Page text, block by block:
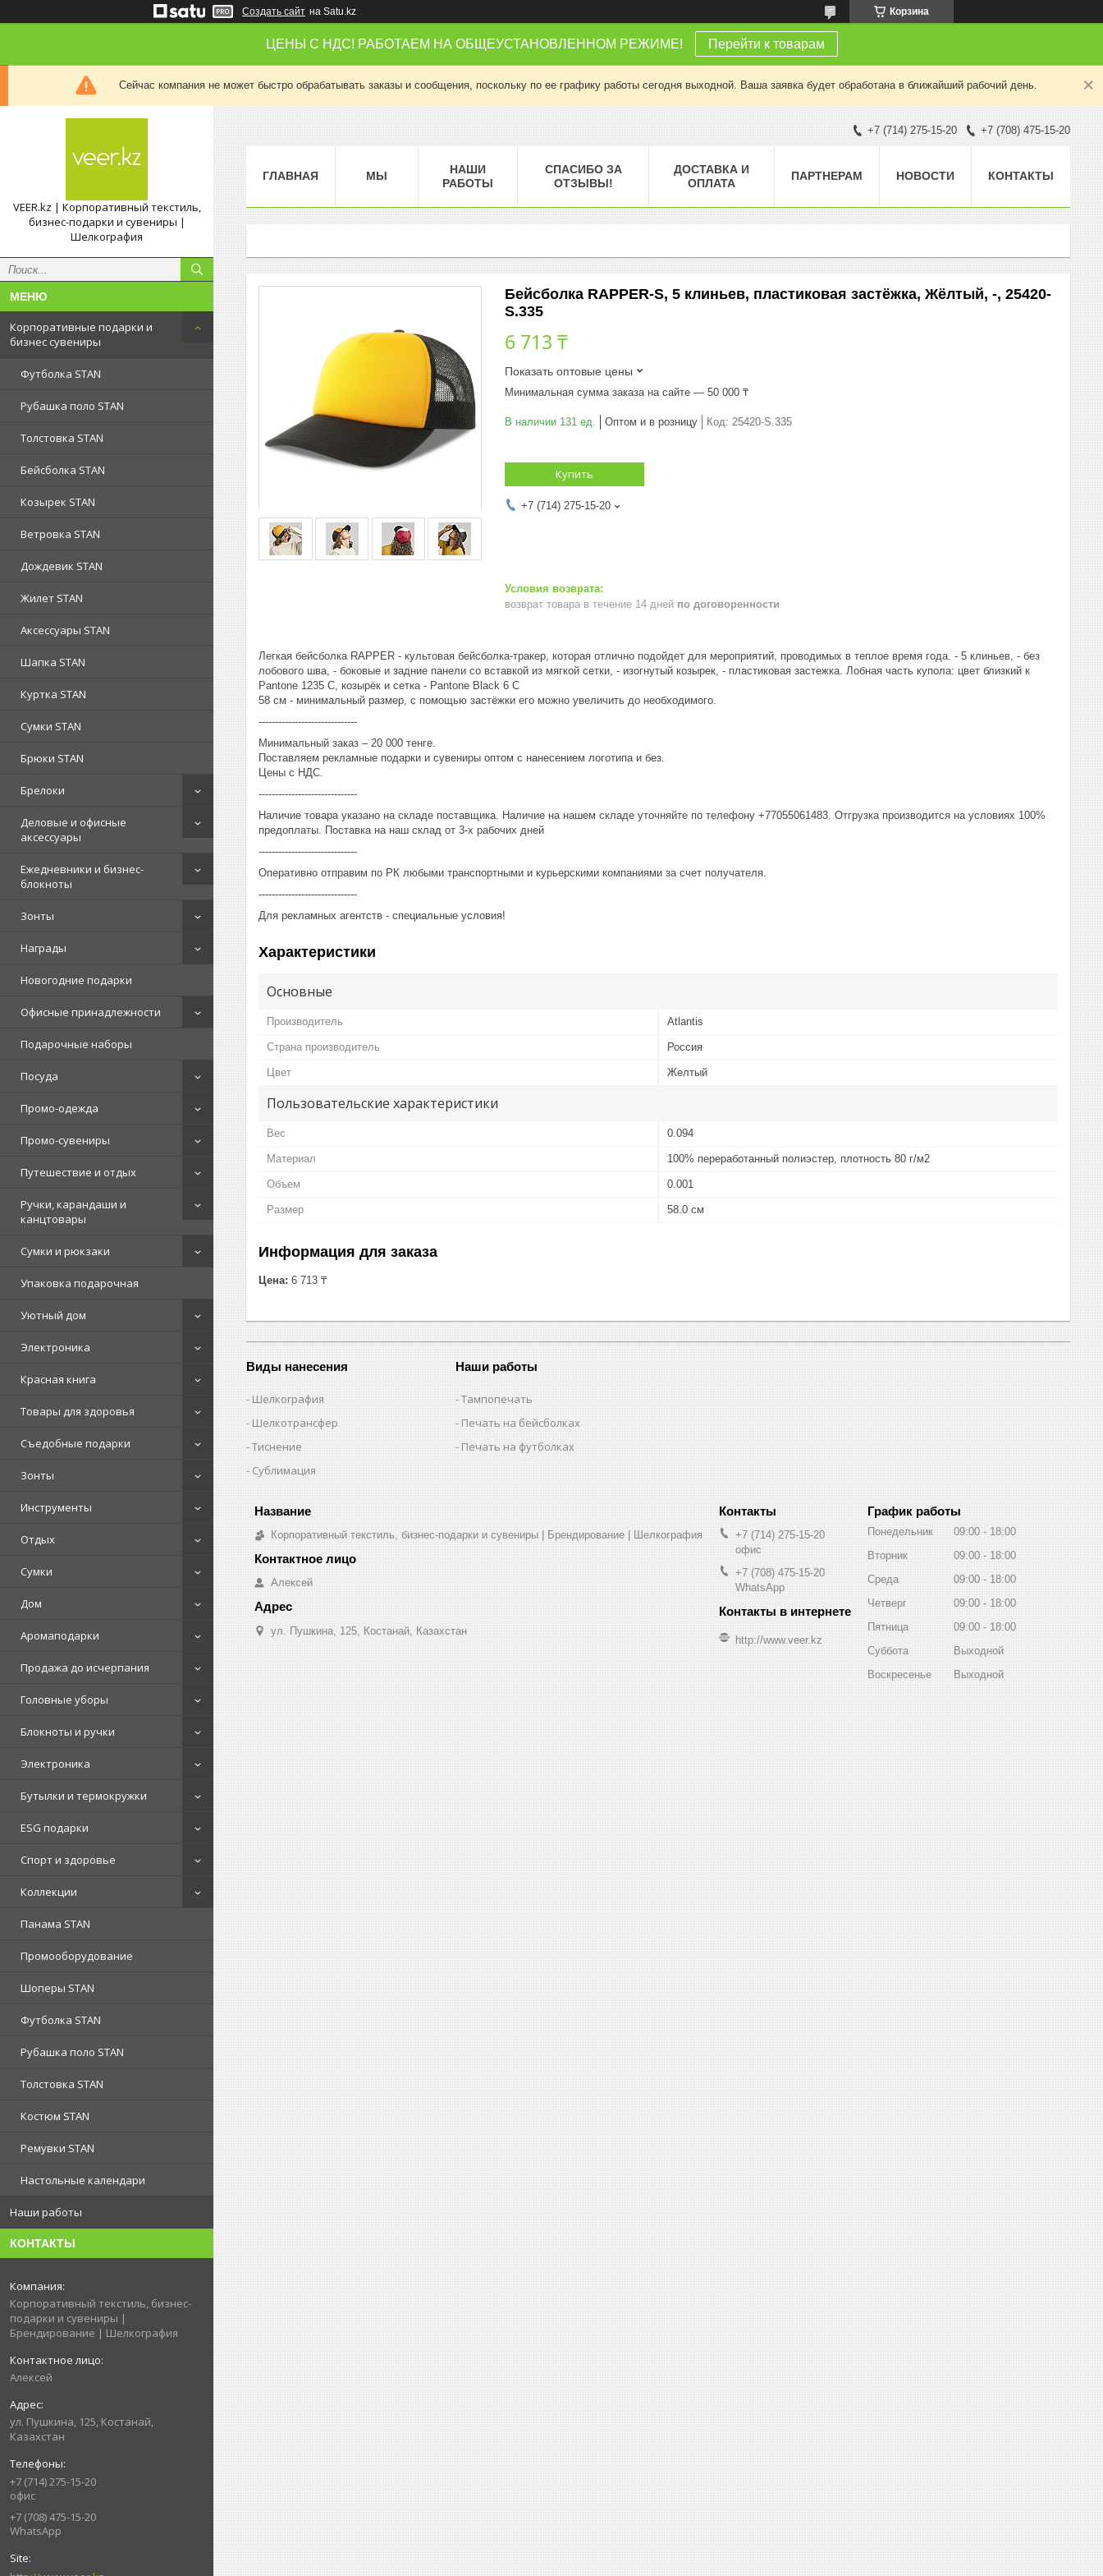
Создать сайт на Satu.kz Корзина
ЦЕНЫ С НДС! РАБОТАЕМ НА ОБЩЕУСТАНОВЛЕННОМ РЕЖИМЕ! Перейти к товарам
Сейчас компания не может быстро обрабатывать заказы и сообщения, поскольку по ее графику работы сегодня выходной. Ваша заявка будет обработана в ближайший рабочий день.
VEER.kz | Корпоративный текстиль,
бизнес-подарки и сувениры |
Шелкография
Корпоративные подарки и
бизнес сувениры
Футболка STAN
Рубашка поло STAN
Толстовка STAN
Бейсболка STAN
Козырек STAN
Ветровка STAN
Дождевик STAN
Жилет STAN
Аксессуары STAN
Шапка STAN
Куртка STAN
Сумки STAN
Брюки STAN
Брелоки
Деловые и офисные
аксессуары
Ежедневники и бизнес-
блокноты
Зонты
Награды
Новогодние подарки
Офисные принадлежности
Подарочные наборы
Посуда
Промо-одежда
Промо-сувениры
Путешествие и отдых
Ручки, карандаши и
канцтовары
Сумки и рюкзаки
Упаковка подарочная
Уютный дом
Электроника
Красная книга
Товары для здоровья
Съедобные подарки
Зонты
Инструменты
Отдых
Сумки
Дом
Аромаподарки
Продажа до исчерпания
Головные уборы
Блокноты и ручки
Электроника
Бутылки и термокружки
ESG подарки
Спорт и здоровье
Коллекции
Панама STAN
Промооборудование
Шоперы STAN
Футболка STAN
Рубашка поло STAN
Толстовка STAN
Костюм STAN
Ремувки STAN
Настольные календари
Наши работы
КОНТАКТЫ
Корпоративный текстиль, бизнес-
подарки и сувениры |
Брендирование | Шелкография
Алексей
ул. Пушкина, 125, Костанай,
Казахстан
+7 (714) 275-15-20
офис
+7 (708) 475-15-20
WhatsApp
+7 (714) 275-15-20 +7 (708) 475-15-20
ГЛАВНАЯ МЫ
НАШИ
РАБОТЫ
СПАСИБО ЗА
ОТЗЫВЫ!
ДОСТАВКА И
ОПЛАТА
ПАРТНЕРАМ НОВОСТИ КОНТАКТЫ
Бейсболка RAPPER-S, 5 клиньев, пластиковая застёжка, Жёлтый, -, 25420-
S.335
6 713 ₸
Показать оптовые цены
Минимальная сумма заказа на сайте — 50 000 ₸
В наличии 131 ед. Оптом и в розницу Код: 25420-S.335
Купить
+7 (714) 275-15-20
возврат товара в течение 14 дней по договоренности
Легкая бейсболка RAPPER - культовая бейсболка-тракер, которая отлично подойдет для мероприятий, проводимых в теплое время года. - 5 клиньев, - без
лобового шва, - боковые и задние панели со вставкой из мягкой сетки, - изогнутый козырек, - пластиковая застежка. Лобная часть купола: цвет близкий к
Pantone 1235 С, козырёк и сетка - Pantone Black 6 C
58 см - минимальный размер, с помощью застёжки его можно увеличить до необходимого.
------------------------------
Минимальный заказ – 20 000 тенге.
Поставляем рекламные подарки и сувениры оптом с нанесением логотипа и без.
Цены с НДС.
------------------------------
Наличие товара указано на складе поставщика. Наличие на нашем складе уточняйте по телефону +77055061483. Отгрузка производится на условиях 100%
предоплаты. Поставка на наш склад от 3-x рабочих дней
------------------------------
Оперативно отправим по РК любыми транспортными и курьерскими компаниями за счет получателя.
------------------------------
Для рекламных агентств - специальные условия!
Характеристики
Основные
Производитель Atlantis
Страна производитель Россия
Цвет Желтый
Пользовательские характеристики
Вес 0.094
Материал 100% переработанный полиэстер, плотность 80 г/м2
Объем 0.001
Размер 58.0 см
Информация для заказа
Цена: 6 713 ₸
Виды нанесения
Шелкография
Шелкотрансфер
Тиснение
Сублимация
Наши работы
Тампопечать
Печать на бейсболках
Печать на футболках
Корпоративный текстиль, бизнес-подарки и сувениры | Брендирование | Шелкография
Алексей
ул. Пушкина, 125, Костанай, Казахстан
+7 (714) 275-15-20
офис
+7 (708) 475-15-20
WhatsApp
http://www.veer.kz
График работы
Понедельник 09:00
18:00
Вторник
09:00
18:00
Среда
09:00
18:00
Четверг
09:00
18:00
Пятница
09:00
18:00
Суббота
Выходной
Воскресенье
Выходной